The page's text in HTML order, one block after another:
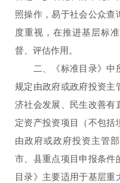
照操作，易于社会公众查
度重视，在推进基层标
督、评估作用。
二、《标准目录》中
规定由政府或政府投资主
济社会发展、民生改善有
定资产投资项目（不包括
由政府或政府投资主管
市、县重点项目申报条件
目录》主要适用于基层重